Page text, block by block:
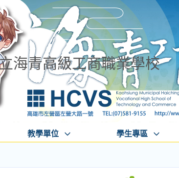
海青高級工商職業學校
教學單位 學生專區